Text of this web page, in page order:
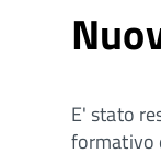
E' stato
formativo